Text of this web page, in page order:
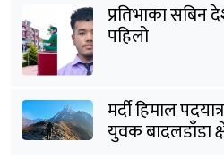
प्रतिभाका सबिन
पहिलो
मर्दी हिमाल
युवक बादलडाँडा